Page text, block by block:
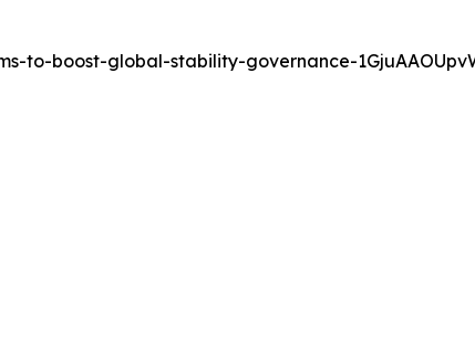
to-boost-global-stability-governance-